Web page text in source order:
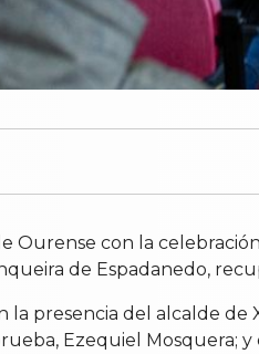
Ourense con la
de Espadanedo,
presencia del alcalde de
Ezequiel Mosquera;